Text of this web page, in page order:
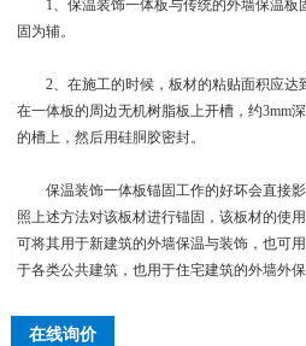
1、保温装饰一体板与传统的外墙保温板
固为辅。
2、在施工的时候，板材的粘贴面积应达
在一体板的周边无机树脂板上开槽，约3mm
的槽上，然后用硅胴胶密封。
保温装饰一体板锚固工作的好坏会直接影
照上述方法对该板材进行锚固，该板材的使
可将其用于新建筑的外墙保温与装饰，也可
于各类公共建筑，也用于住宅建筑的外墙外保
在线询价